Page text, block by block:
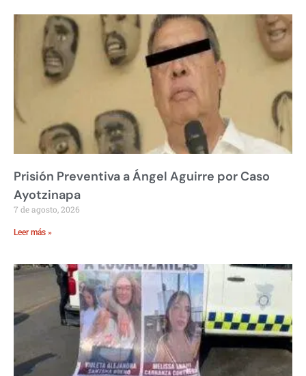
Prisión Preventiva a Ángel Aguirre por Caso
Ayotzinapa
7 de agosto, 2026
Leer más »